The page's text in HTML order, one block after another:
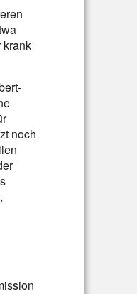
krank
noch